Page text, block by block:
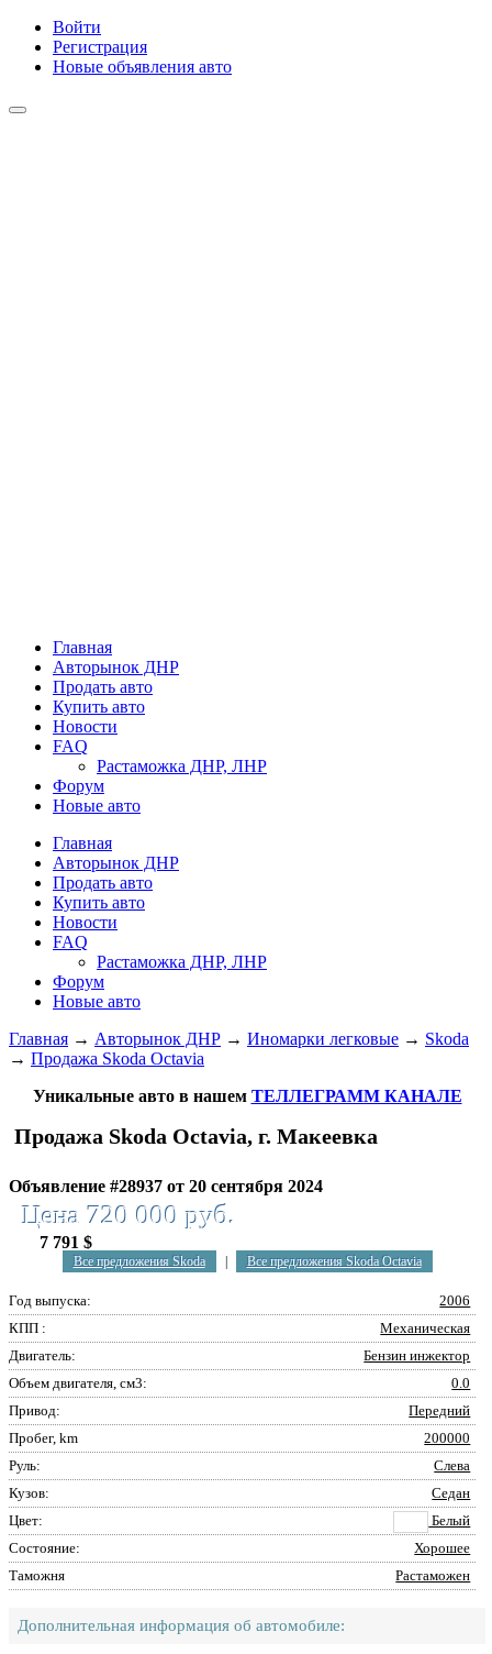
Войти
Регистрация
Новые объявления авто
Главная
Авторынок ДНР
Продать авто
Купить авто
Новости
FAQ
Растаможка ДНР, ЛНР
Форум
Новые авто
Главная
Авторынок ДНР
Продать авто
Купить авто
Новости
FAQ
Растаможка ДНР, ЛНР
Форум
Новые авто
Главная → Авторынок ДНР → Иномарки легковые → Skoda
→ Продажа Skoda Octavia
Уникальные авто в нашем ТЕЛЛЕГРАММ КАНАЛЕ
Продажа Skoda Octavia, г. Макеевка
Объявление #28937 от 20 сентября 2024
Цена 720 000 руб.
7 791 $
Все предложения Skoda Все предложения Skoda Octavia
Год выпуска:
2006
КПП :
Механическая
Двигатель:
Бензин инжектор
Объем двигателя, см3:
0.0
Привод:
Передний
Пробег, km
200000
Руль:
Слева
Кузов:
Седан
Цвет:
Белый
Состояние:
Хорошее
Таможня
Растаможен
Дополнительная информация об автомобиле: